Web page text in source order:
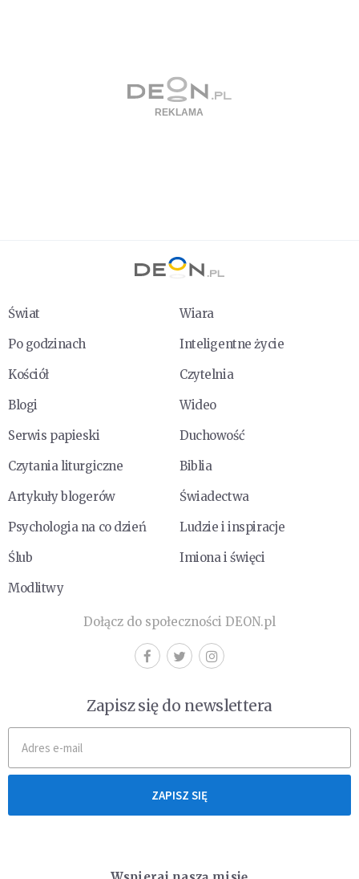
Świat
Wiara
Po godzinach
Inteligentne życie
Kościół
Czytelnia
Blogi
Wideo
Serwis papieski
Duchowość
Czytania liturgiczne
Biblia
Artykuły blogerów
Świadectwa
Psychologia na co dzień
Ludzie i inspiracje
Ślub
Imiona i święci
Modlitwy
Dołącz do społeczności DEON.pl
Zapisz się do newslettera
ZAPISZ SIĘ